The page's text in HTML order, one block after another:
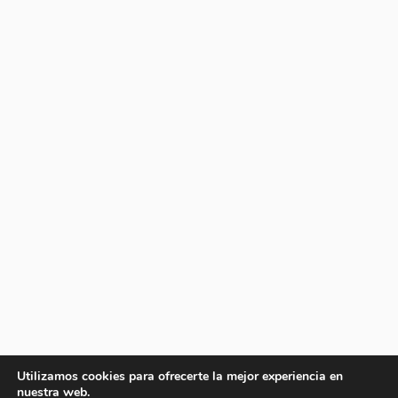
Utilizamos cookies para ofrecerte la mejor experiencia en
nuestra web.